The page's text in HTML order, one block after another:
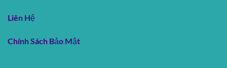
Liên Hệ
Chính Sách Bảo Mật